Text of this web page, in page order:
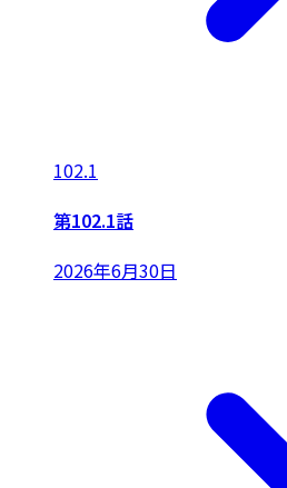
102.1
第102.1話
2026年6月30日